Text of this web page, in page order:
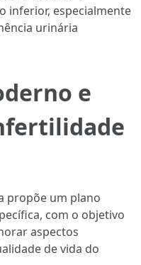
inferior, especialmente
urinária
e
propõe um plano
com o objetivo
aspectos
de vida do